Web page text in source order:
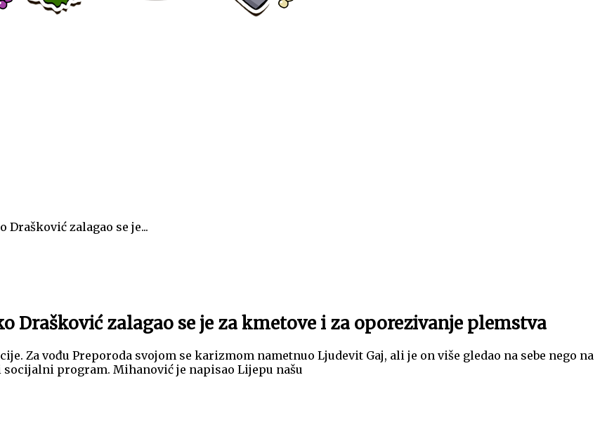
Drašković zalagao se je...
Drašković zalagao se je za kmetove i za oporezivanje plemstva
Za vođu Preporoda svojom se karizmom nametnuo Ljudevit Gaj, ali je on više gledao na sebe nego na
socijalni program. Mihanović je napisao Lijepu našu